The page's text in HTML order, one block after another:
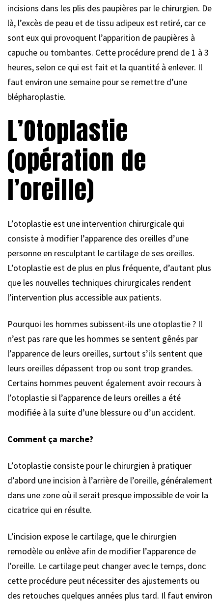
incisions dans les plis des paupières par le chirurgien. De
là, l’excès de peau et de tissu adipeux est retiré, car ce
sont eux qui provoquent l’apparition de paupières à
capuche ou tombantes. Cette procédure prend de 1 à 3
heures, selon ce qui est fait et la quantité à enlever. Il
faut environ une semaine pour se remettre d’une
blépharoplastie.
L’Otoplastie
(opération de
l’oreille)
L’otoplastie est une intervention chirurgicale qui
consiste à modifier l’apparence des oreilles d’une
personne en resculptant le cartilage de ses oreilles.
L’otoplastie est de plus en plus fréquente, d’autant plus
que les nouvelles techniques chirurgicales rendent
l’intervention plus accessible aux patients.
Pourquoi les hommes subissent-ils une otoplastie ? Il
n’est pas rare que les hommes se sentent gênés par
l’apparence de leurs oreilles, surtout s’ils sentent que
leurs oreilles dépassent trop ou sont trop grandes.
Certains hommes peuvent également avoir recours à
l’otoplastie si l’apparence de leurs oreilles a été
modifiée à la suite d’une blessure ou d’un accident.
Comment ça marche?
L’otoplastie consiste pour le chirurgien à pratiquer
d’abord une incision à l’arrière de l’oreille, généralement
dans une zone où il serait presque impossible de voir la
cicatrice qui en résulte.
L’incision expose le cartilage, que le chirurgien
remodèle ou enlève afin de modifier l’apparence de
l’oreille. Le cartilage peut changer avec le temps, donc
cette procédure peut nécessiter des ajustements ou
des retouches quelques années plus tard. Il faut environ